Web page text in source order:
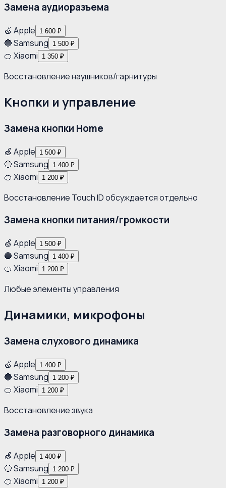
Замена аудиоразъема
🍏 Apple 1 600 ₽
🔵 Samsung 1 500 ₽
🍊 Xiaomi 1 350 ₽
Восстановление наушников/гарнитуры
Кнопки и управление
Замена кнопки Home
🍏 Apple 1 500 ₽
🔵 Samsung 1 400 ₽
🍊 Xiaomi 1 200 ₽
Восстановление Touch ID обсуждается отдельно
Замена кнопки питания/громкости
🍏 Apple 1 500 ₽
🔵 Samsung 1 400 ₽
🍊 Xiaomi 1 200 ₽
Любые элементы управления
Динамики, микрофоны
Замена слухового динамика
🍏 Apple 1 400 ₽
🔵 Samsung 1 200 ₽
🍊 Xiaomi 1 200 ₽
Восстановление звука
Замена разговорного динамика
🍏 Apple 1 400 ₽
🔵 Samsung 1 200 ₽
🍊 Xiaomi 1 200 ₽